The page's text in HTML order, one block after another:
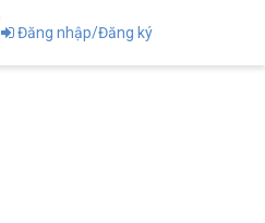
Đăng nhập/Đăng ký